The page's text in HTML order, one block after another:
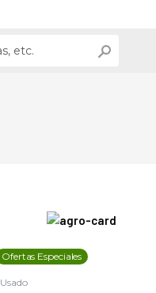
Ofertas Especiales
Usado